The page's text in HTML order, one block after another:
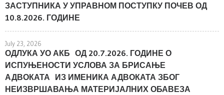
ЗАСТУПНИКА У УПРАВНОМ ПОСТУПКУ ПОЧЕВ ОД
10.8.2026. ГОДИНЕ
July 23, 2026
ОДЛУКА УО АКБ ОД 20.7.2026. ГОДИНЕ О
ИСПУЊЕНОСТИ УСЛОВА ЗА БРИСАЊЕ
АДВОКАТА ИЗ ИМЕНИКА АДВОКАТА ЗБОГ
НЕИЗВРШАВАЊА МАТЕРИЈАЛНИХ ОБАВЕЗА